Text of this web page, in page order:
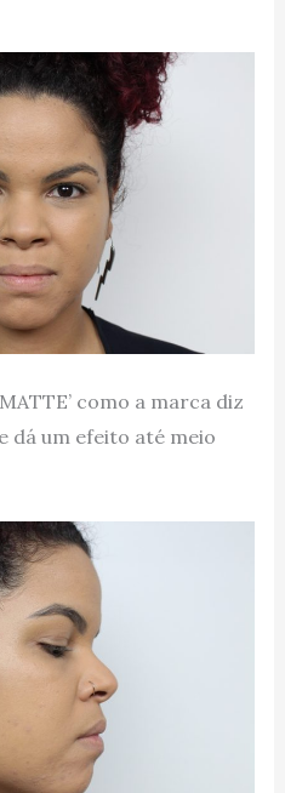
como a marca diz
dá um efeito até meio